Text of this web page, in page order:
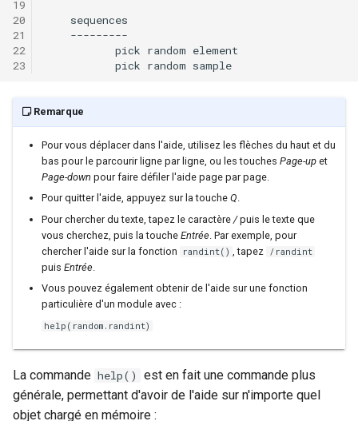
Remarque
Pour vous déplacer dans l'aide, utilisez les flèches du haut et du
bas pour le parcourir ligne par ligne, ou les touches Page-up et
Page-down pour faire défiler l'aide page par page.
Pour quitter l'aide, appuyez sur la touche Q.
Pour chercher du texte, tapez le caractère /puis le texte que
vous cherchez, puis la touche Entrée . Par exemple, pour
chercher l'aide sur la fonction
randint() , tapez /randint
puis Entrée
Vous pouvez également obtenir de l'aide sur une fonction
particulière d'un module avec :
help(random.randint)
La commande help()
est en fait une commande plus
générale, permettant d'avoir de l'aide sur n'importe quel
objet chargé en mémoire :